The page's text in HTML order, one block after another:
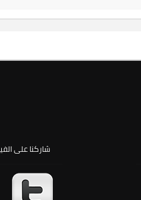
شاركنا على